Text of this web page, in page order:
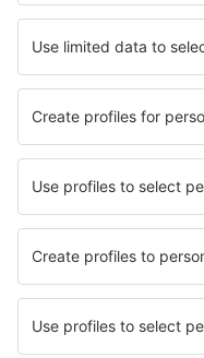
Hoteluri în Romo-Molby
Hoteluri în Frederikshavn
Cele mai bune hoteluri -
Hoteluri în Palinuro
Hoteluri în Presezzo